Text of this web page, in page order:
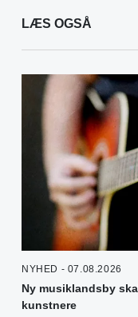
LÆS OGSÅ
NYHED - 07.08.2026
Ny musiklandsby
kunstnere